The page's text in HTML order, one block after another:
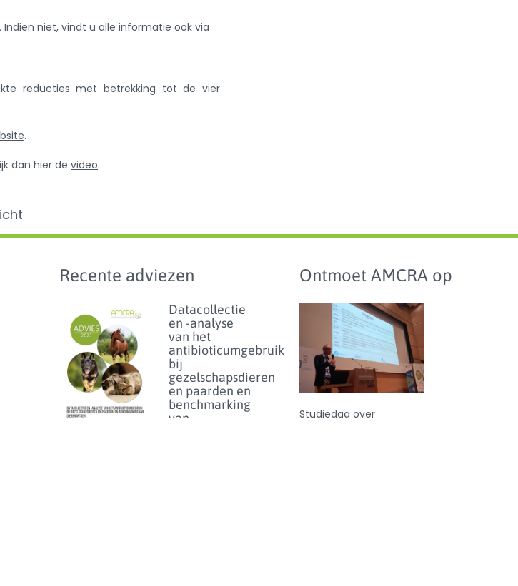
niet, vindt u alle informatie ook via
reducties met betrekking tot de vier
.
dan hier de video.
Recente adviezen
Datacollectie
en -analyse
van het
antibioticumgebruik
bij
gezelschapsdieren
en paarden en
benchmarking
van
Ontmoet AMCRA op
Studiedag over